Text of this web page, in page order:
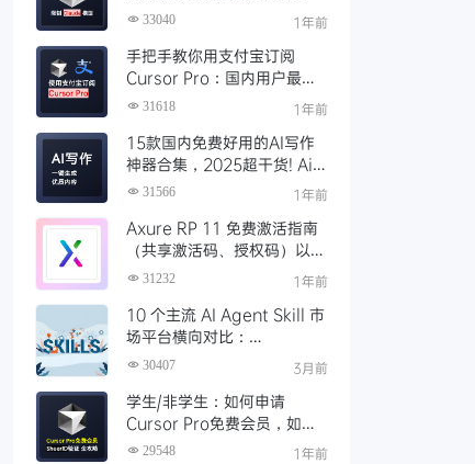
33040 1年前
手把手教你用支付宝订阅
Cursor Pro：国内用户最全
开通教程（附取消自动扣费）
31618 1年前
15款国内免费好用的AI写作
神器合集，2025超干货! Ai
写作工具推荐，支持论文长文
31566 1年前
Axure RP 11 免费激活指南
（共享激活码、授权码）以及
永久激活方法分享
31232 1年前
10 个主流 AI Agent Skill 市
场平台横向对比：
Clawhub、Skillsmp、
30407 3月前
学生/非学生：如何申请
Cursor Pro免费会员，如何
通过SheerID验证快速激活全
29548 1年前